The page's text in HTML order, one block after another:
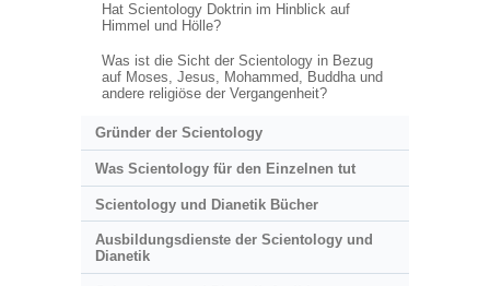
Hat Scientology Doktrin im Hinblick auf
Himmel und Hölle?
Was ist die Sicht der Scientology in Bezug
auf Moses, Jesus, Mohammed, Buddha und
andere religiöse der Vergangenheit?
Gründer der Scientology
Was Scientology für den Einzelnen tut
Scientology und Dianetik Bücher
Ausbildungsdienste der Scientology und
Dianetik